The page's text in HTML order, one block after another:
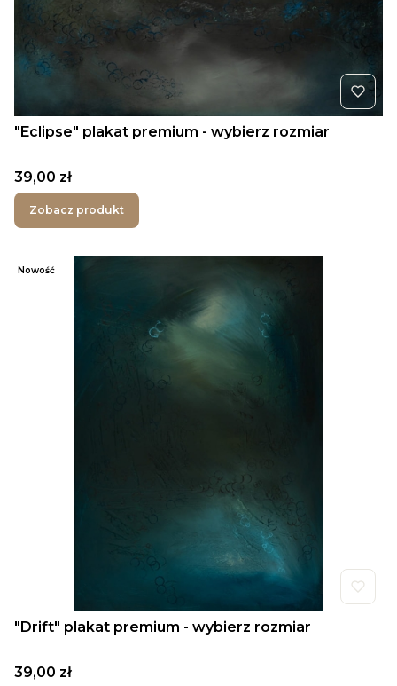
"Eclipse" plakat premium - wybierz rozmiar
Cena
39,00 zł
Zobacz produkt
Nowość
"Drift" plakat premium - wybierz rozmiar
Cena
39,00 zł